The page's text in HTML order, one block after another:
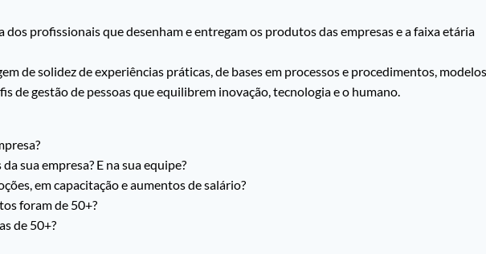
dos profissionais que desenham e entregam os produtos das empresas e a faixa etária
de solidez de experiências práticas, de bases em processos e procedimentos, modelos
de gestão de pessoas que equilibrem inovação, tecnologia e o humano.
sua empresa? E na sua equipe?
em capacitação e aumentos de salário?
foram de 50+?
de 50+?